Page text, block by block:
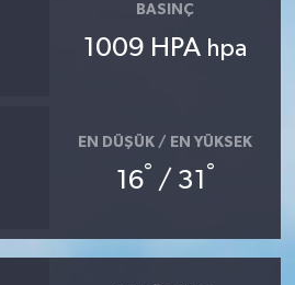
BASINÇ
1009 HPA hpa
EN DÜŞÜK / EN YÜKSEK
16° / 31 °